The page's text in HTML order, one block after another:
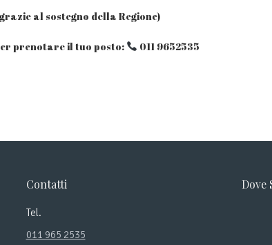
al sostegno della Regione)
prenotare il tuo posto: 011 9652535
Contatti
Tel.
011 965 2535
Dove